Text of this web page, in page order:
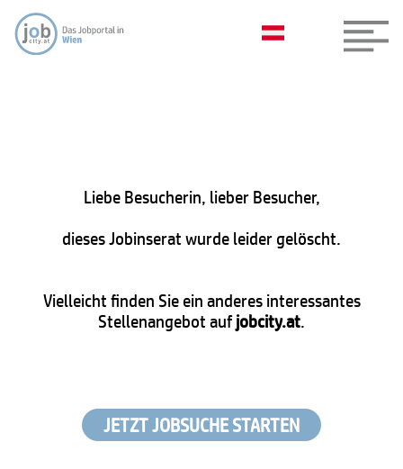
Liebe Besucherin, lieber Besucher,
dieses Jobinserat wurde leider gelöscht.
Vielleicht finden Sie ein anderes interessantes
Stellenangebot aufjobcity.at.
JETZT JOBSUCHE STARTEN